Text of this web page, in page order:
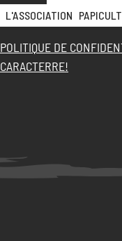
L'ASSOCIATION
POLITIQUE DE
CARACTERRE!